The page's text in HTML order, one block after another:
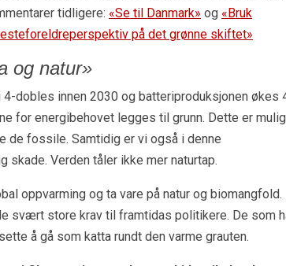
tidligere: «Se til Danmark» og «Bruk
på det grønne skiftet»
og natur»
dobles innen 2030 og batteriproduksjonen økes
for energibehovet legges til grunn. Dette er
de fossile. Samtidig er vi også i denne
skade. Verden tåler ikke mer naturtap.
oppvarming og ta vare på natur og biomangfold.
svært store krav til framtidas politikere. De som
å gå som katta rundt den varme grauten.